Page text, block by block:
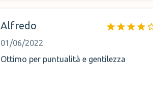
Alfredo
01/06/2022
Ottimo per puntualità e gentilezza